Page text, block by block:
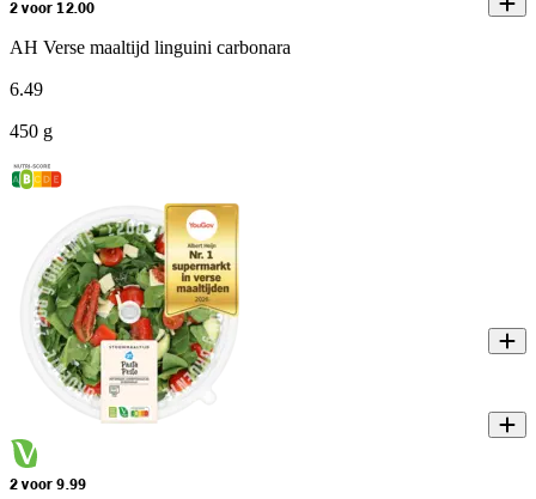
2 voor 12.00
AH Verse maaltijd linguini carbonara
6.49
450 g
2 voor 9.99